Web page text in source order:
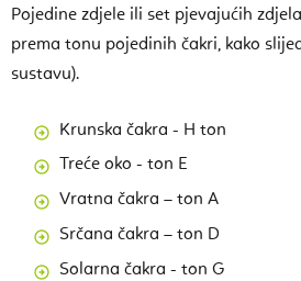
Pojedine zdjele ili set pjevajućih
prema tonu pojedinih čakri, kako
sustavu).
Krunska čakra - H ton
Treće oko - ton E
Vratna čakra – ton A
Srčana čakra – ton D
Solarna čakra - ton G